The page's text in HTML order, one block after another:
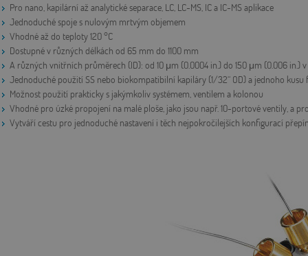
Pro nano, kapilární až analytické separace, LC, LC-MS, IC a IC-MS aplikace
Jednoduché spoje s nulovým mrtvým objemem
Vhodné až do teploty 120 °C
Dostupné v různých délkách od 65 mm do 1100 mm
A různých vnitřních průměrech (ID): od 10 μm (0.0004 in.) do 150 μm (0.006 in.)
Jednoduché použití SS nebo biokompatibilní kapiláry (1/32“ OD) a jednoho
Možnost použití prakticky s jakýmkoliv systémem, ventilem a kolonou
Vhodné pro úzké propojení na malé ploše, jako jsou např. 10-portové ventily, a
Vytváří cestu pro jednoduché nastavení i těch nejpokročilejších konfigurací